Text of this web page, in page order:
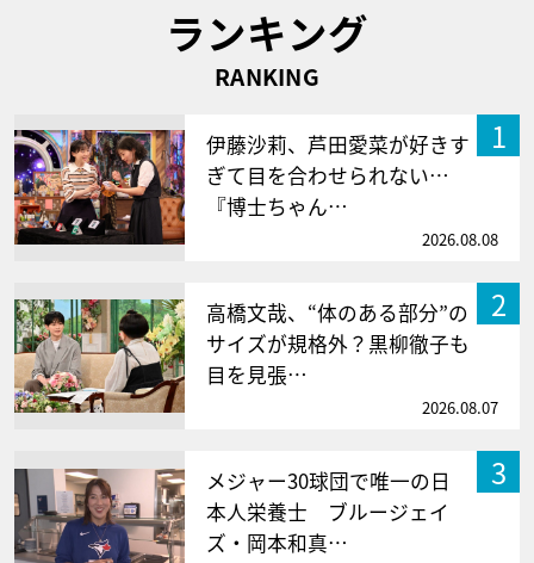
ランキング
RANKING
1
伊藤沙莉、芦田愛菜が好きす
ぎて目を合わせられない…
『博士ちゃん…
2026.08.08
2
高橋文哉、“体のある部分”の
サイズが規格外？黒柳徹子も
目を見張…
2026.08.07
3
メジャー30球団で唯一の日
本人栄養士 ブルージェイ
ズ・岡本和真…